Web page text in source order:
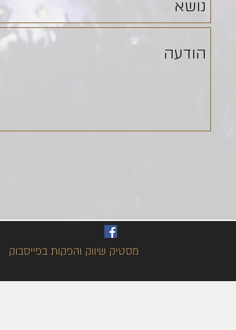
מסטיק שיווק והפקות בפייסבוק